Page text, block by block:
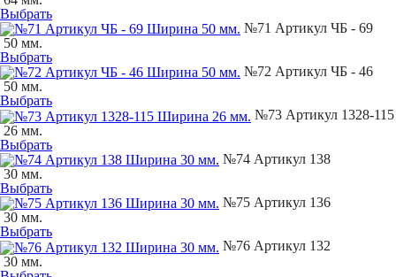
Выбрать
№71 Артикул ЧБ - 69
50 мм.
Выбрать
№72 Артикул ЧБ - 46
50 мм.
Выбрать
№73 Артикул 1328-115
26 мм.
Выбрать
№74 Артикул 138
30 мм.
Выбрать
№75 Артикул 136
30 мм.
Выбрать
№76 Артикул 132
30 мм.